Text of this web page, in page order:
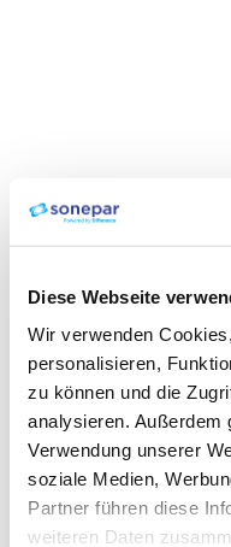
Diese Webseite
Wir verwenden
personalisieren,
zu können und die
analysieren. Außerdem
Verwendung unserer
soziale Medien,
Partner führen diese
weiteren Daten